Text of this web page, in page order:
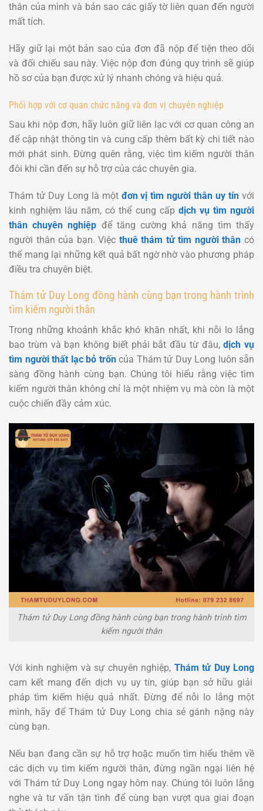
thân của mình và bản sao các giấy tờ liên quan đến người
mất tích.
Hãy giữ lại một bản sao của đơn đã nộp để tiện theo dõi
và đối chiếu sau này. Việc nộp đơn đúng quy trình sẽ giúp
hồ sơ của bạn được xử lý nhanh chóng và hiệu quả.
Phối hợp với cơ quan chức năng và đơn vị chuyên nghiệp
Sau khi nộp đơn, hãy luôn giữ liên lạc với cơ quan công an
để cập nhật thông tin và cung cấp thêm bất kỳ chi tiết nào
mới phát sinh. Đừng quên rằng, việc tìm kiếm người thân
đôi khi cần đến sự hỗ trợ của các chuyên gia.
Thám tử Duy Long là một đơn vị tìm người thân uy tín với
kinh nghiệm lâu năm, có thể cung cấp dịch vụ tìm người
thân chuyên nghiệp để tăng cường khả năng tìm thấy
người thân của bạn. Việc thuê thám tử tìm người thân có
thể mang lại những kết quả bất ngờ nhờ vào phương pháp
điều tra chuyên biệt.
Thám tử Duy Long đồng hành cùng bạn trong hành trình
tìm kiếm người thân
Trong những khoảnh khắc khó khăn nhất, khi nỗi lo lắng
bao trùm và bạn không biết phải bắt đầu từ đâu,dịch vụ
tìm người thất lạc bỏ trốncủa Thám tử Duy Long luôn sẵn
sàng đồng hành cùng bạn. Chúng tôi hiểu rằng việc tìm
kiếm người thân không chỉ là một nhiệm vụ mà còn là một
cuộc chiến đầy cảm xúc.
Thám tử Duy Long đồng hành cùng bạn trong hành trình tìm
kiếm người thân
Với kinh nghiệm và sự chuyên nghiệp, Thám tử Duy Long
cam kết mang đến dịch vụ uy tín, giúp bạn sở hữu giải
pháp tìm kiếm hiệu quả nhất. Đừng để nỗi lo lắng một
mình, hãy để Thám tử Duy Long chia sẻ gánh nặng này
cùng bạn.
Nếu bạn đang cần sự hỗ trợ hoặc muốn tìm hiểu thêm về
các dịch vụ tìm kiếm người thân, đừng ngần ngại liên hệ
với Thám tử Duy Long ngay hôm nay. Chúng tôi luôn lắng
nghe và tư vấn tận tình để cùng bạn vượt qua giai đoạn